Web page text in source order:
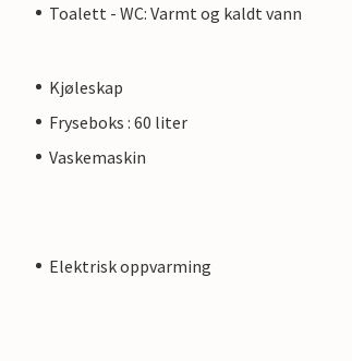
Toalett - WC: Varmt og kaldt vann
Kjøleskap
Fryseboks : 60 liter
Vaskemaskin
Elektrisk oppvarming